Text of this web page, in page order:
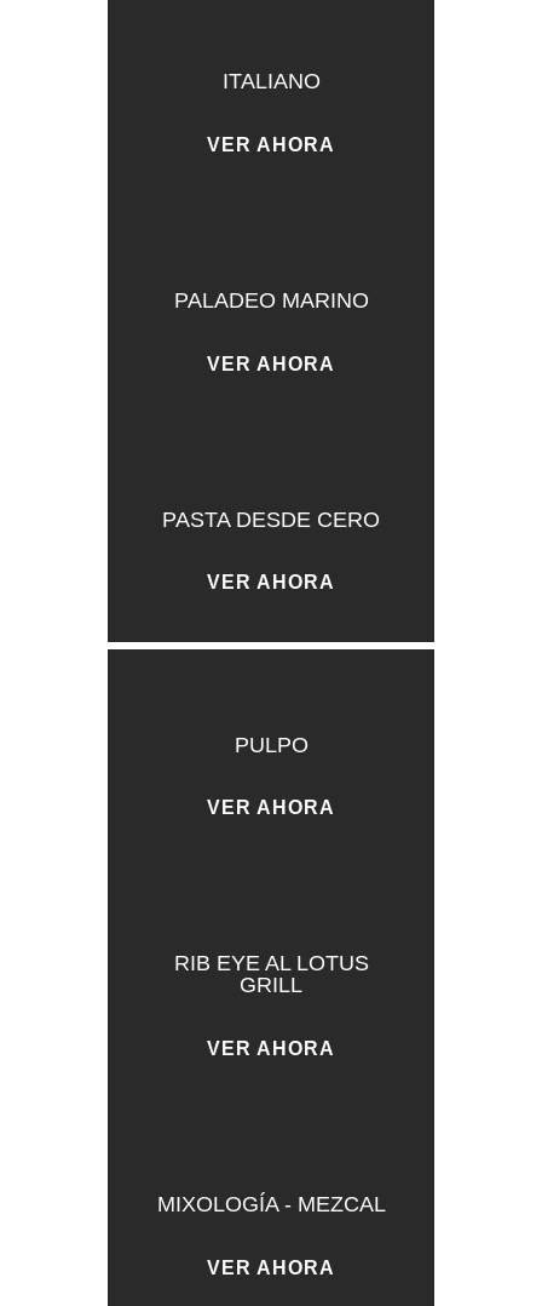
ITALIANO
VER AHORA
PALADEO MARINO
VER AHORA
PASTA DESDE CERO
VER AHORA
PULPO
VER AHORA
RIB EYE AL LOTUS
GRILL
VER AHORA
MIXOLOGÍA - MEZCAL
VER AHORA